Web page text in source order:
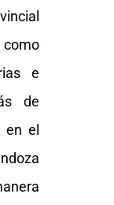
e
de
en el